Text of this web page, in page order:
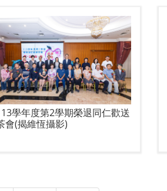
學年度第2學期榮退同仁歡送
會(揭維恆攝影)